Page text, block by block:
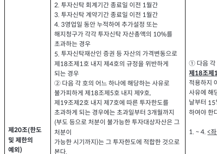
제20조(한도
및 제한의
예외 )
2.투자신탁 회계기간 종료일 이전 1월간
3.투자신탁 계약기간 종료일 이전 1월간
4. 3영업일 동안 누적하여 추가설정 또는
해지청구가 각각 투자신탁 자산총액의 10%를
초과하는 경우
5.투자신탁재산인 증권 등 자산의 가격변동으로
제18조제1호 내지 제4호의 규정을 위반하게
되는 경우
② 다음 각 호의 어느 하나에 해당하는 사유로
불가피하게 제 18조제 5호 내지 제9호,
제 19조제2호 내지 제 7호에 따른 투자한도를
초과하게 되는 경우에는 초과일부터 3개월까지
(부도 등으로 처분이 불가능한 투자대상자산은 그
처분이
가능한 시기까지)는 그 투자한도에 적합한 것으로
본다.
① 다음
제 18조제
적용하지
사유에 해
날부터 15
하여야 한
1. ~ 4.<